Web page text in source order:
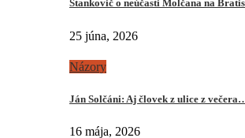
Stankovič o neúčasti Molčana na
25 júna, 2026
Názory
Ján Solčáni: Aj človek z ulice z
16 mája, 2026